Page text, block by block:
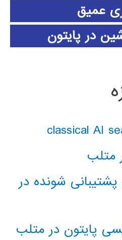
عمیق
در پایتون
متلب
شونده در
پایتون در متلب